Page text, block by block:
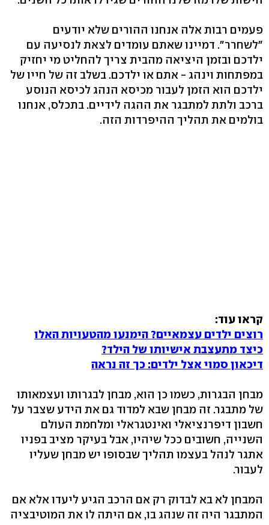
פעמים רבות אלה אנחנו ההורים שלא יודעים
"לשחרר". דמיינו שאתם עומדים לצאת לנסיעה עם
ילדכם ובזמן היציאה מהבית צריך להחליט מי יחזיק
במפתחות וינהג - אתם או ילדכם. בשלב זה של חייו של
ילדכם הוא הזמן לעבור מכיסא הנהג לכיסא הנוסע
ברכב ולתת למתבגר את ההגה לידיים. בתכלס, אנחנו
בולמים את תהליך ההיפרדות הזה.
קראו עוד:
רוצים ילדים עצמאיים? הימנעו מהטעויות האלו
כיצד מתעצבת אישיותו של הילד?
דיכאון סמוי אצל ילדים: כך זה נראה
מבחן הבגרות, כשמו כן הוא, מבחן לבגרותו ועצמאותו
של מתבגר. זה מבחן שבא למדוד גם את הידע שצבר על
חשבון דיפרנציאלי ואינטגראלי ומלחמת העולם
השנייה, חשובים ככל שיהיו, אבל בעיקר מציב בפניו
אתגר לנהל בעצמו תהליך שבסופו יש מבחן שעליו
לעבור.
המבחן לא בא לבדוק רק אם הרכב הגיע ליעדו אלא אם
המתבגר היה זה שנהג בו, אם היתה לו את המוטיבציה